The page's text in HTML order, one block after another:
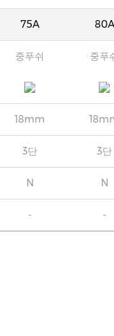
75A 80A
중푸쉬 중푸
18mm
3단 3단
N N
- -